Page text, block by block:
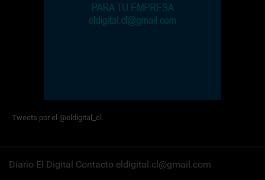
Tweets por el @eldigital_cl.
Diario El Digital Contacto eldigital.cl@gmail.com